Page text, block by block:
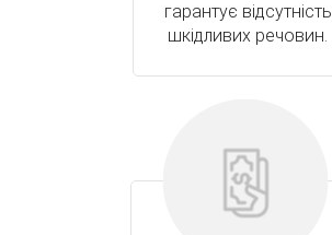
гарантує відсутність
шкідливих речовин.